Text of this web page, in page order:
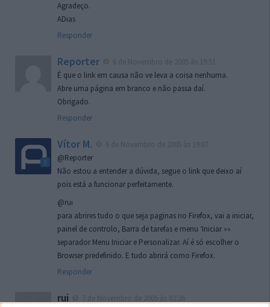
Agradeço.
ADias
Responder
Reporter
É que o link em causa não ve leva a coisa nenhuma.
Abre uma página em branco e não passa daí.
Obrigado.
Responder
Vítor M.
@Reporter
Não estou a entender a dúvida, segue o link que deixo aí
pois está a funcionar perfeitamente.
@rui
para abrires tudo o que seja paginas no Firefox, vai a iniciar,
painel de controlo, Barra de tarefas e menu ‘Iniciar »»
separador Menu Iniciar e Personalizar. Aí é só escolher o
Browser predefinido. E tudo abrirá como Firefox.
Responder
rui